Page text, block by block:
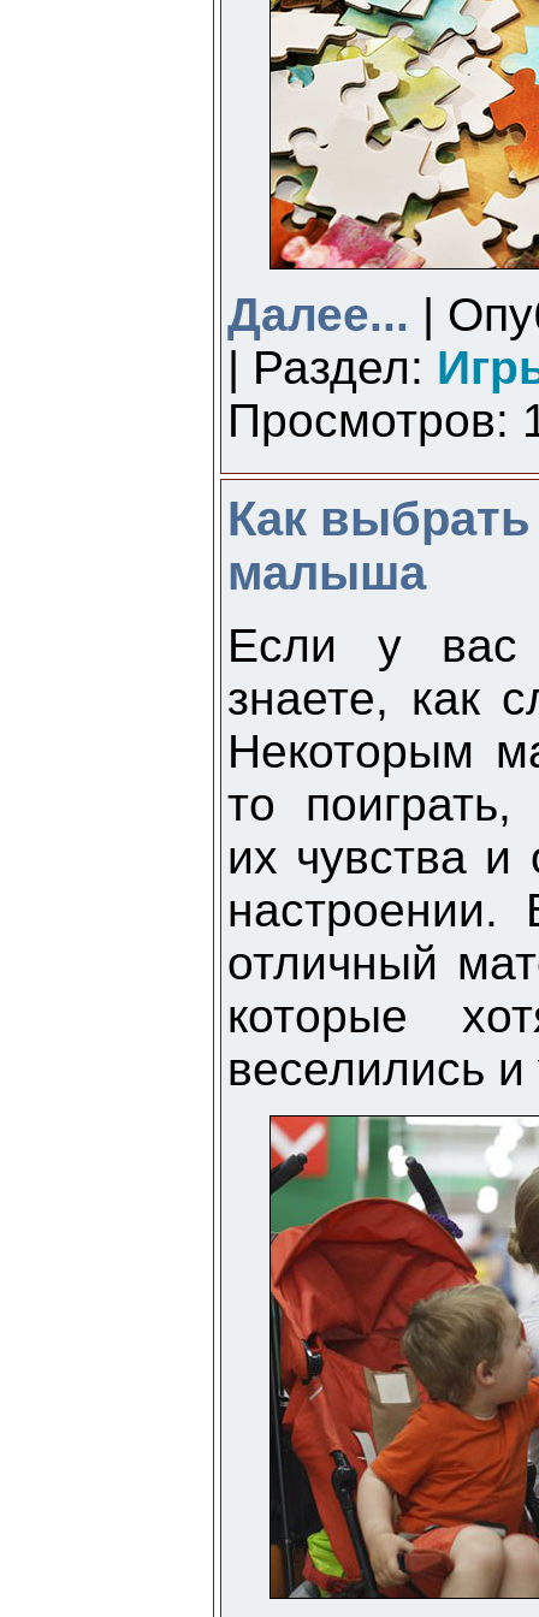
Далее... |
| Раздел:
Просмотров:
Как
малыша
Если у вас
знаете, как
Некоторым
то
их чувства и
настроении.
отличный
которые
веселились и